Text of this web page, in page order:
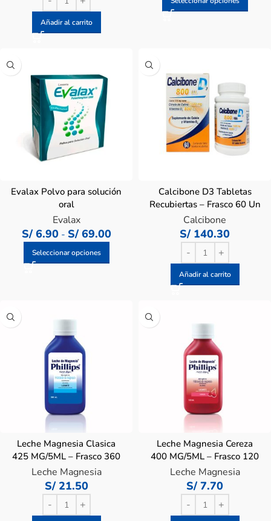
Añadir al carrito
Evalax Polvo para solución
oral
Evalax
S/6.90 - S/69.00
Seleccionar opciones
Calcibone D3 Tabletas
Recubiertas – Frasco 60 Un
Calcibone
S/ 140.30
Añadir al carrito
Leche Magnesia Clasica
425 MG/5ML – Frasco 360
Ml
Leche Magnesia
S/21.50
Leche Magnesia Cereza
400 MG/5ML – Frasco 120
Ml
Leche Magnesia
S/ 7.70